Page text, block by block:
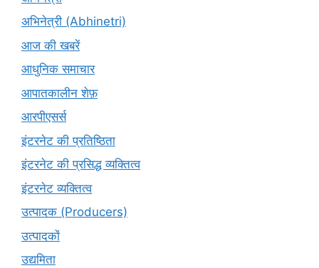
अभिनेत्री (Abhinetri)
आज की खबरें
आधुनिक समाचार
आपातकालीन शेफ़
आरपीएसर्स
इंटरनेट की प्रतिष्ठिता
इंटरनेट की प्रसिद्ध व्यक्तित्व
इंटरनेट व्यक्तित्व
उत्पादक (Producers)
उत्पादकों
उद्यमिता